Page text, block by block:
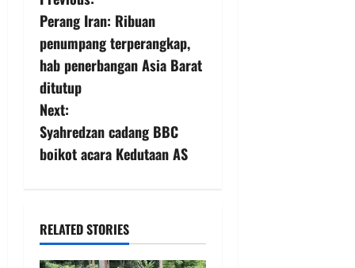
Perang Iran: Ribuan
penumpang terperangkap,
hab penerbangan Asia Barat
ditutup
Next:
Syahredzan cadang BBC
boikot acara Kedutaan AS
RELATED STORIES